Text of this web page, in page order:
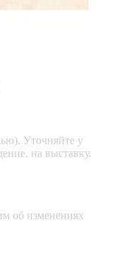
Уточняйте у
на выставку.
об изменениях